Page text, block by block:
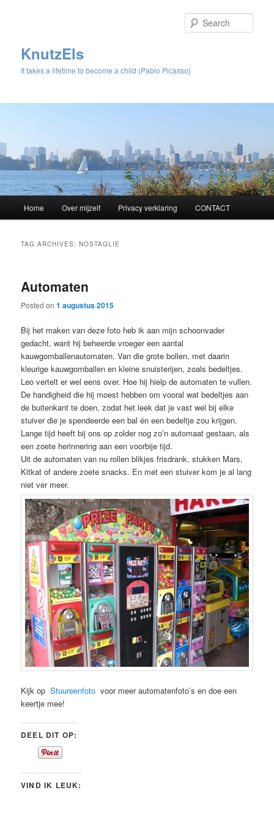
KnutzEls
It takes a lifetime to become a child (Pablo Picasso)
Skip
content
Skip
content
Home Over mijzelf Privacy verklaring CONTACT
TAG ARCHIVES:NOSTAGLIE
Automaten
Posted on1 augustus 2015
Bij het maken van deze foto heb ik aan mijn schoonvader
gedacht, want hij beheerde vroeger een aantal
kauwgomballenautomaten. Van die grote bollen, met daarin
kleurige kauwgomballen en kleine snuisterijen, zoals bedeltjes.
Leo vertelt er wel eens over. Hoe hij hielp de automaten te vullen.
De handigheid die hij moest hebben om vooral wat bedeltjes aan
de buitenkant te doen, zodat het leek dat je vast wel bij elke
stuiver die je spendeerde een bal én een bedeltje zou krijgen.
Lange tijd heeft bij ons op zolder nog zo’n automaat gestaan, als
een zoete herinnering aan een voorbije tijd.
Uit de automaten van nu rollen blikjes frisdrank, stukken Mars,
Kitkat of andere zoete snacks. En met een stuiver kom je al lang
niet ver meer.
Kijk opStuureenfoto voor meer automatenfoto’s en doe een
keertje mee!
DEEL DIT OP:
VIND IK LEUK: